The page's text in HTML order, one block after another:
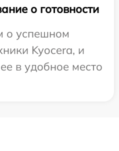
о готовности
успешном
Kyocera, и
в удобное место